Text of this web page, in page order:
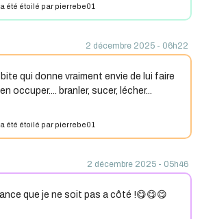
été étoilé par pierrebe01
2 décembre 2025 - 06h22
qui donne vraiment envie de lui faire
occuper.... branler, sucer, lécher...
été étoilé par pierrebe01
2 décembre 2025 - 05h46
que je ne soit pas a côté !😋😋😋